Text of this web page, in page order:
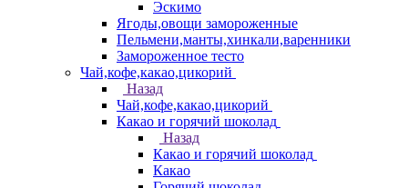
Эскимо
Ягоды,овощи замороженные
Пельмени,манты,хинкали,варенники
Замороженное тесто
Чай,кофе,какао,цикорий
Назад
Чай,кофе,какао,цикорий
Какао и горячий шоколад
Назад
Какао и горячий шоколад
Какао